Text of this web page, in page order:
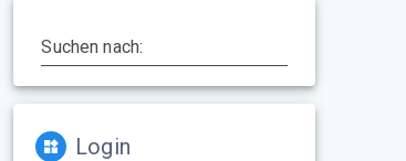
Suchen nach:
Login